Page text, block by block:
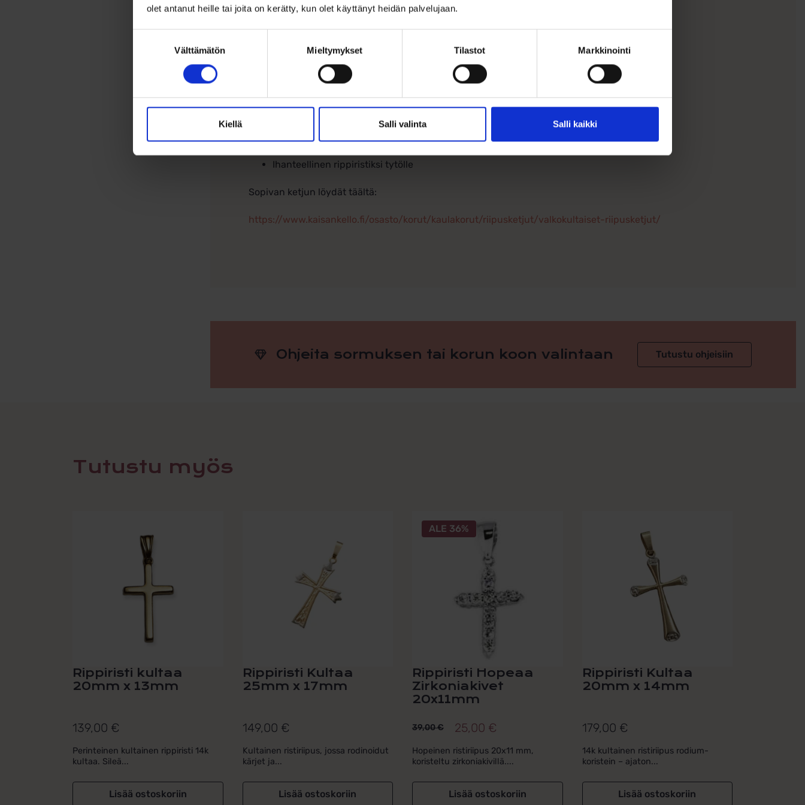
olet antanut heille tai joita on kerätty, kun olet käyttänyt heidän palvelujaan.
Välttämätön Mieltymykset Tilastot Markkinointi
Kiellä Salli valinta Salli kaikki
Korkeus lenkin kanssa: 23 mm
Paino 0,85g
Koristeena kirkkaat cubic zirkoniakivet
Pyöristetyt ristikärjet
Ei kaiverrusmahdollisuutta
Ihanteellinen rippiristiksi tytölle
Sopivan ketjun löydät täältä:
https://www.kaisankello.fi/osasto/korut/kaulakorut/riipusketjut/valkokultaiset-riipusketjut/
Ohjeita sormuksen tai korun koon valintaan Tutustu ohjeisiin
Tutustu myös
Rippiristi kultaa
20mm x 13mm
139,00 €
Perinteinen kultainen rippiristi 14k
kultaa. Sileä...
Lisää ostoskoriin
Rippiristi Kultaa
25mm x 17mm
149,00 €
Kultainen ristiriipus, jossa rodinoidut
kärjet ja...
Lisää ostoskoriin
ALE 36%
Rippiristi Hopeaa
Zirkoniakivet
20x11mm
39,00€
Alkuperäinen
hinta
oli:
39,00 €.
25,00 €
Nykyinen
hinta
on:
25,00 €.
Hopeinen ristiriipus 20x11 mm,
koristeltu zirkoniakivillä....
Lisää ostoskoriin
Rippiristi Kultaa
20mm x 14mm
179,00 €
14k kultainen ristiriipus rodium-
koristein – ajaton...
Lisää ostoskoriin